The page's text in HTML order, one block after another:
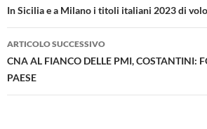
articolo
In Sicilia e a Milano i titoli italiani 2023 di
ARTICOLO SUCCESSIVO
CNA AL FIANCO DELLE PMI, COSTANTINI:
PAESE